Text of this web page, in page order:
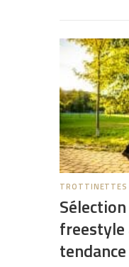
TROTTINETTES
freestyle
tendance